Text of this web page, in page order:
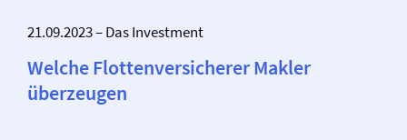
21.09.2023 – Das Investment
Welche Flotten­versicherer Makler
überzeugen